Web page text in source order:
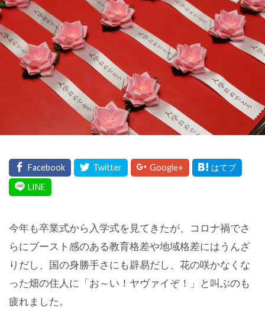
今年も卒業式から入学式を見てきたが、コロナ禍でさ
らにブースト感のある教育格差や地域格差にはうんざ
りだし、国の身勝手さにも辟易だし、花の咲かなくな
った畑の住人に「お～い！ヤヴァイぞ！」と叫ぶのも
疲れました。